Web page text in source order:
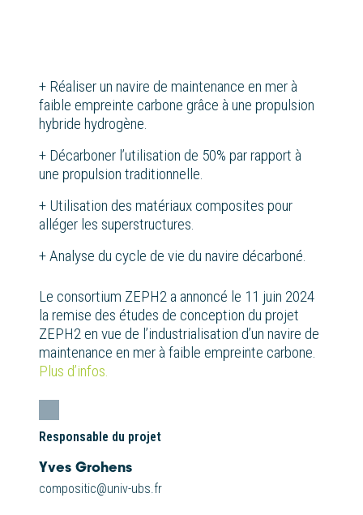
+ Réaliser un navire de maintenance en mer à
faible empreinte carbone grâce à une propulsion
hybride hydrogène.
+ Décarboner l’utilisation de 50% par rapport à
une propulsion traditionnelle.
+ Utilisation des matériaux composites pour
alléger les superstructures.
+ Analyse du cycle de vie du navire décarboné.
Le consortium ZEPH2 a annoncé le 11 juin 2024
la remise des études de conception du projet
ZEPH2 en vue de l’industrialisation d’un navire de
maintenance en mer à faible empreinte carbone.
Plus d’infos.
Responsable du projet
Yves Grohens
compositic@univ-ubs.fr